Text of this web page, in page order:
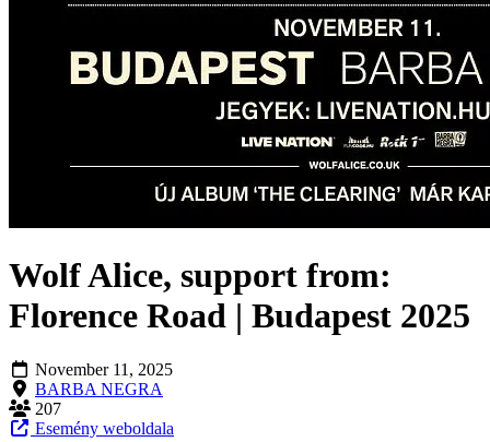
Wolf Alice, support from:
Florence Road | Budapest 2025
November 11, 2025
BARBA NEGRA
207
Esemény weboldala